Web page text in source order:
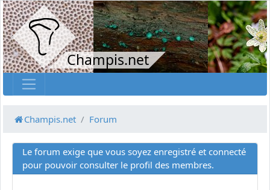
Champis.net
Champis.net Forum
Le forum exige que vous soyez enregistré et connecté
pour pouvoir consulter le profil des membres.